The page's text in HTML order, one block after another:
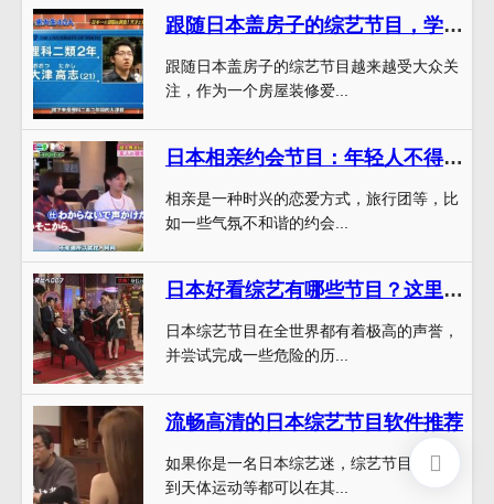
跟随日本盖房子的综艺节目，学习专业装修技巧，打造梦想居所
跟随日本盖房子的综艺节目越来越受大众关
注，作为一个房屋装修爱...
日本相亲约会节目：年轻人不得不关注的恋爱话题
相亲是一种时兴的恋爱方式，旅行团等，比
如一些气氛不和谐的约会...
日本好看综艺有哪些节目？这里全都有
日本综艺节目在全世界都有着极高的声誉，
并尝试完成一些危险的历...
流畅高清的日本综艺节目软件推荐
如果你是一名日本综艺迷，综艺节目，日剧
到天体运动等都可以在其...